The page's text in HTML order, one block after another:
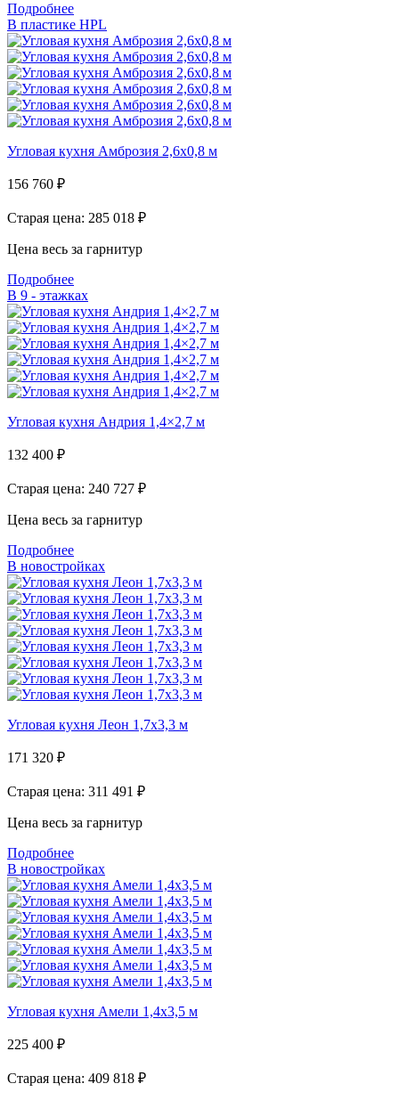
Подробнее
В пластике HPL
Угловая кухня Амброзия 2,6х0,8 м
156 760 ₽
Старая цена: 285 018 ₽
Цена весь за гарнитур
Подробнее
В 9 - этажках
Угловая кухня Андрия 1,4×2,7 м
132 400 ₽
Старая цена: 240 727 ₽
Цена весь за гарнитур
Подробнее
В новостройках
Угловая кухня Леон 1,7х3,3 м
171 320 ₽
Старая цена: 311 491 ₽
Цена весь за гарнитур
Подробнее
В новостройках
Угловая кухня Амели 1,4х3,5 м
225 400 ₽
Старая цена: 409 818 ₽